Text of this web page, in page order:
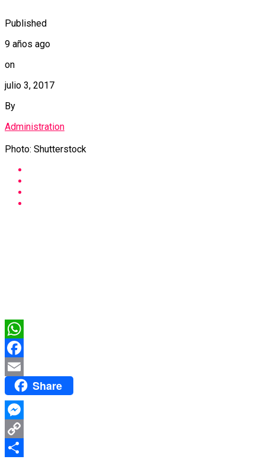
Published
9 años ago
on
julio 3, 2017
By
Administration
Photo: Shutterstock
WhatsApp
Facebook
Email Share
Messenger
Copy